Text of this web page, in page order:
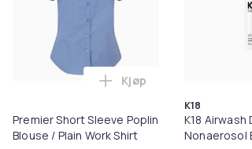
Premier Short Sleeve Poplin
Blouse / Plain Work Shirt
Legg Premier Short
Kjøp
K18
K18 Airwash
Nonaerosol